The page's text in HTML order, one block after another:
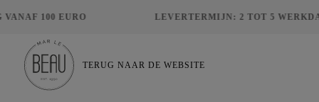
100 EURO LEVERTERMIJN: 2 TOT 5
TERUG NAAR DE WEBSITE